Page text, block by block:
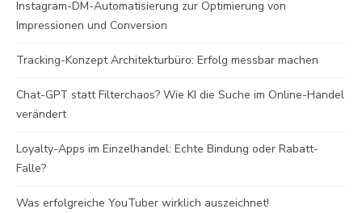
Instagram-DM-Automatisierung zur Optimierung von
Impressionen und Conversion
Tracking-Konzept Architekturbüro: Erfolg messbar machen
Chat-GPT statt Filterchaos? Wie KI die Suche im Online-Handel
verändert
Loyalty-Apps im Einzelhandel: Echte Bindung oder Rabatt-
Falle?
Was erfolgreiche YouTuber wirklich auszeichnet!